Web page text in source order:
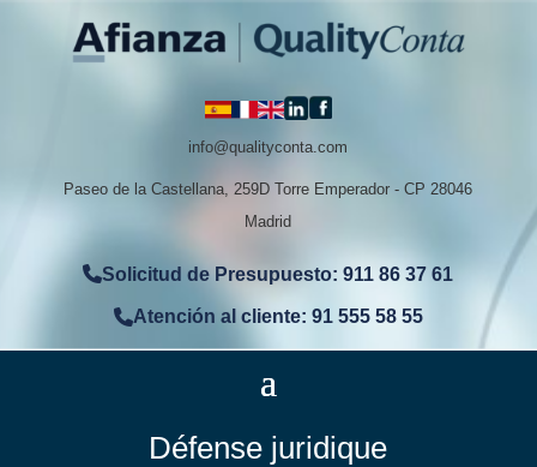
info@qualityconta.com
Paseo de la Castellana, 259D Torre Emperador - CP 28046
Madrid
Solicitud de Presupuesto: 911 86 37 61
Atención al cliente: 91 555 58 55
Défense juridique